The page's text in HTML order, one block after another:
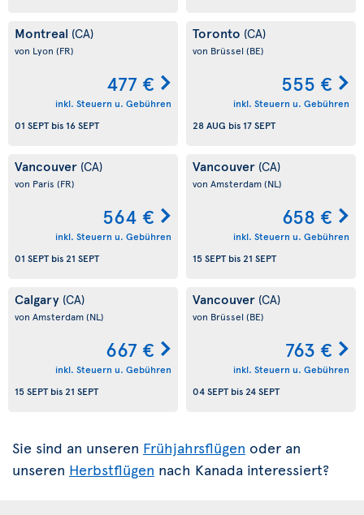
Montreal (CA)
von Lyon (FR)
477 €
inkl. Steuern u. Gebühren
01 SEPTbis 16 SEPT
Toronto (CA)
von Brüssel (BE)
555 €
inkl. Steuern u. Gebühren
28 AUG bis 17 SEPT
Vancouver (CA)
von Paris (FR)
564 €
inkl. Steuern u. Gebühren
01 SEPTbis21 SEPT
Vancouver (CA)
von Amsterdam(NL)
658 €
inkl. Steuern u. Gebühren
15 SEPTbis21 SEPT
Calgary (CA)
von Amsterdam(NL)
667 €
inkl. Steuern u. Gebühren
15 SEPTbis21 SEPT
Vancouver (CA)
von Brüssel (BE)
763 €
inkl. Steuern u. Gebühren
04 SEPTbis24 SEPT
Sie sind an unseren Frühjahrsflügen oder an
unseren Herbstflügen nach Kanada interessiert?